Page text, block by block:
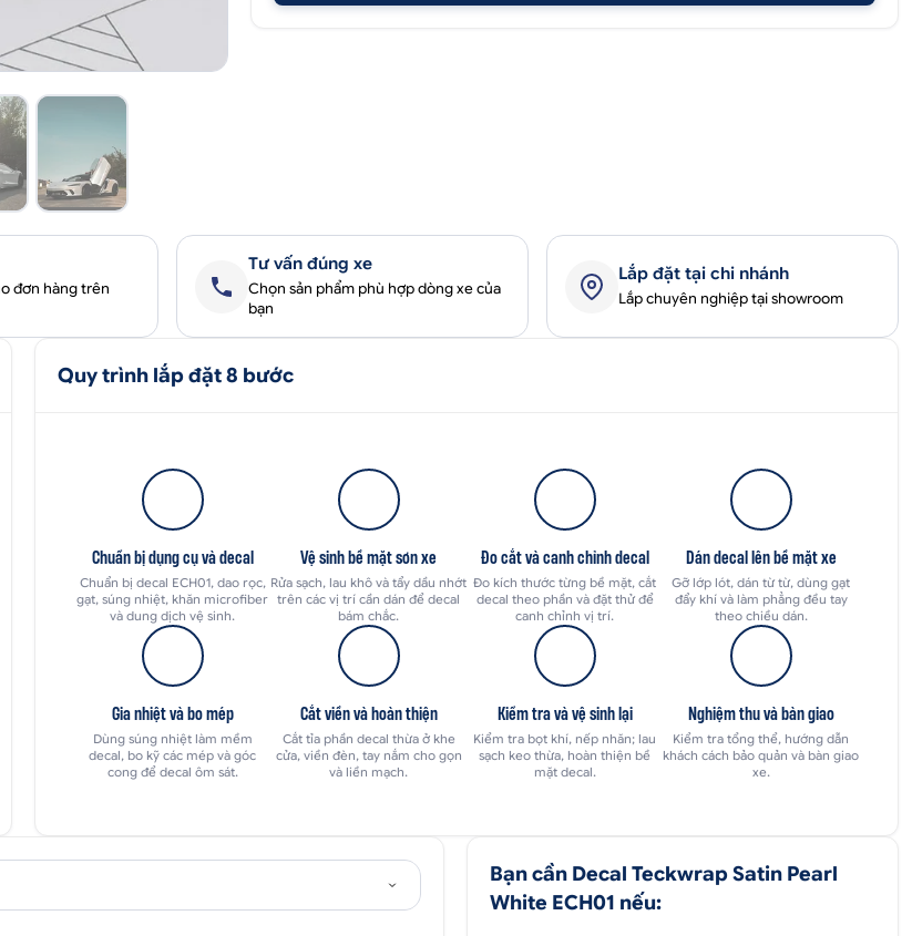
đơn hàng trên
Tư vấn đúng xe
Chọn sản phẩm phù hợp dòng xe của
bạn
Lắp đặt tại chi nhánh
Lắp chuyên nghiệp tại showroom
Quy trình lắp đặt 8 bước
Chuẩn bị dụng cụ và decal
Chuẩn bị decal ECH01, dao rọc,
gạt, súng nhiệt, khăn microfiber
và dung dịch vệ sinh.
Vệ sinh bề mặt sơn xe
Rửa sạch, lau khô và tẩy dầu nhớt
trên các vị trí cần dán để decal
bám chắc.
Đo cắt và canh chỉnh decal
Đo kích thước từng bề mặt, cắt
decal theo phần và đặt thử để
canh chỉnh vị trí.
Dán decal lên bề mặt xe
Gỡ lớp lót, dán từ từ, dùng gạt
đẩy khí và làm phẳng đều tay
theo chiều dán.
Gia nhiệt và bo mép
Dùng súng nhiệt làm mềm
decal, bo kỹ các mép và góc
cong để decal ôm sát.
Cắt viền và hoàn thiện
Cắt tỉa phần decal thừa ở khe
cửa, viền đèn, tay nắm cho gọn
và liền mạch.
Kiểm tra và vệ sinh lại
Kiểm tra bọt khí, nếp nhăn; lau
sạch keo thừa, hoàn thiện bề
mặt decal.
Nghiệm thu và bàn giao
Kiểm tra tổng thể, hướng dẫn
khách cách bảo quản và bàn giao
xe.
Bạn cần Decal Teckwrap Satin Pearl
White ECH01 nếu: